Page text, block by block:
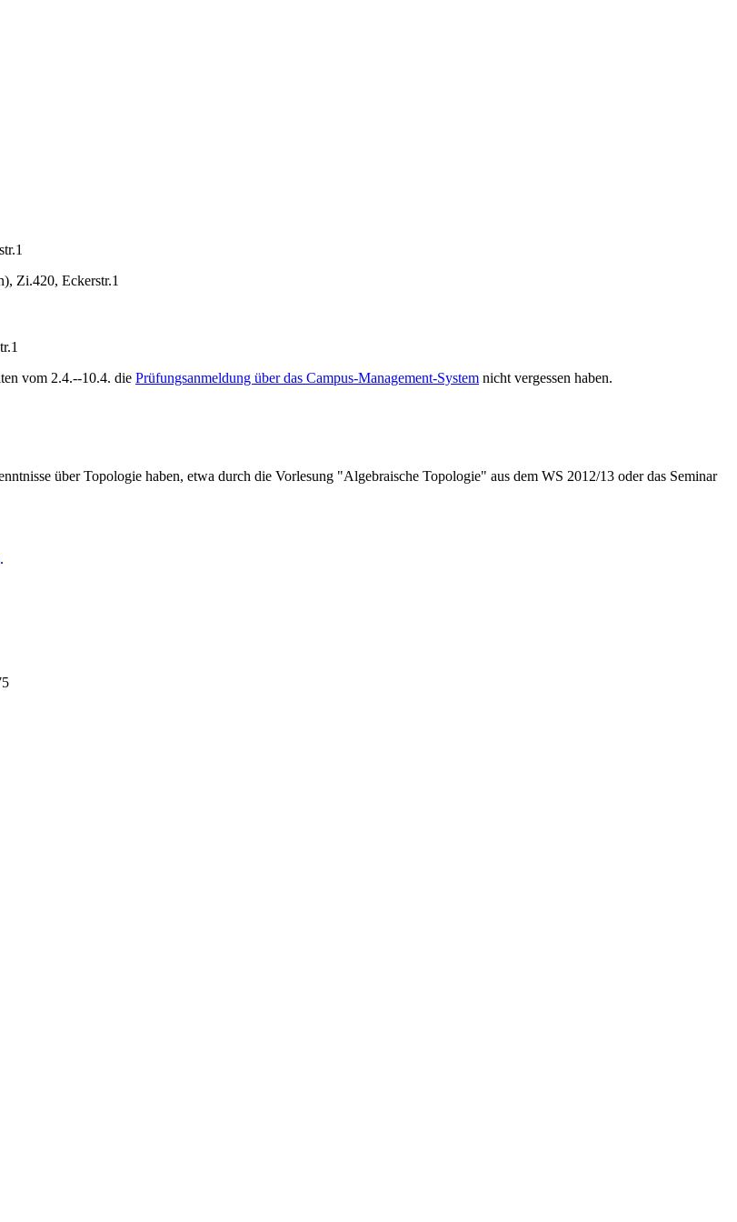
Zi.420, Eckerstr.1
vom 2.4.--10.4. die Prüfungsanmeldung über das Campus-Management-System nicht vergessen haben.
über Topologie haben, etwa durch die Vorlesung "Algebraische Topologie" aus dem WS 2012/13 oder das Seminar
.